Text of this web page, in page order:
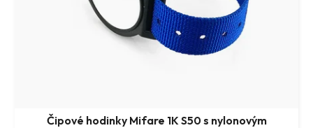
Čipové hodinky Mifare 1K S50 s nylonovým